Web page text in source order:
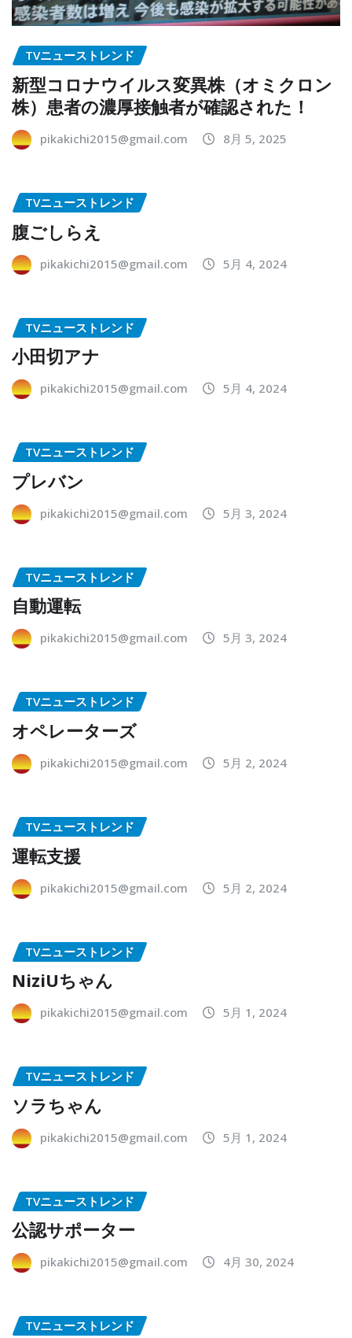
TVニューストレンド
新型コロナウイルス変異株（オミクロン
株）患者の濃厚接触者が確認された！
pikakichi2015@gmail.com 8月 5, 2025
TVニューストレンド
腹ごしらえ
pikakichi2015@gmail.com 5月 4, 2024
TVニューストレンド
小田切アナ
pikakichi2015@gmail.com 5月 4, 2024
TVニューストレンド
プレバン
pikakichi2015@gmail.com 5月 3, 2024
TVニューストレンド
自動運転
pikakichi2015@gmail.com 5月 3, 2024
TVニューストレンド
オペレーターズ
pikakichi2015@gmail.com 5月 2, 2024
TVニューストレンド
運転支援
pikakichi2015@gmail.com 5月 2, 2024
TVニューストレンド
NiziUちゃん
pikakichi2015@gmail.com 5月 1, 2024
TVニューストレンド
ソラちゃん
pikakichi2015@gmail.com 5月 1, 2024
TVニューストレンド
公認サポーター
pikakichi2015@gmail.com 4月 30, 2024
TVニューストレンド